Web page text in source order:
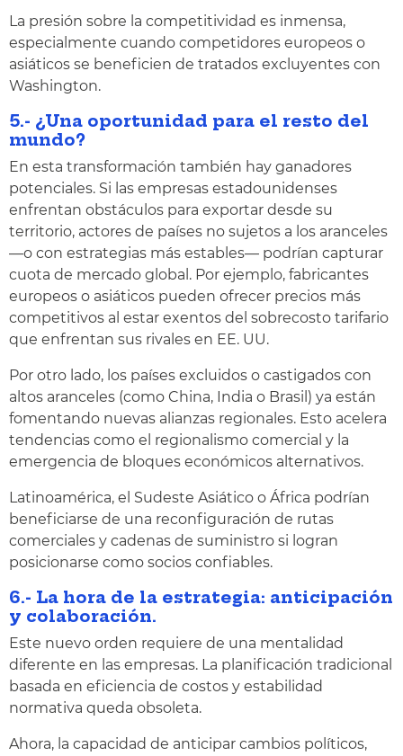
La presión sobre la competitividad es inmensa,
especialmente cuando competidores europeos o
asiáticos se beneficien de tratados excluyentes con
Washington.
5.- ¿Una oportunidad para el resto del
mundo?
En esta transformación también hay ganadores
potenciales. Si las empresas estadounidenses
enfrentan obstáculos para exportar desde su
territorio, actores de países no sujetos a los aranceles
—o con estrategias más estables— podrían capturar
cuota de mercado global. Por ejemplo, fabricantes
europeos o asiáticos pueden ofrecer precios más
competitivos al estar exentos del sobrecosto tarifario
que enfrentan sus rivales en EE. UU.
Por otro lado, los países excluidos o castigados con
altos aranceles (como China, India o Brasil) ya están
fomentando nuevas alianzas regionales. Esto acelera
tendencias como el regionalismo comercial y la
emergencia de bloques económicos alternativos.
Latinoamérica, el Sudeste Asiático o África podrían
beneficiarse de una reconfiguración de rutas
comerciales y cadenas de suministro si logran
posicionarse como socios confiables.
6.- La hora de la estrategia: anticipación
y colaboración.
Este nuevo orden requiere de una mentalidad
diferente en las empresas. La planificación tradicional
basada en eficiencia de costos y estabilidad
normativa queda obsoleta.
Ahora, la capacidad de anticipar cambios políticos,